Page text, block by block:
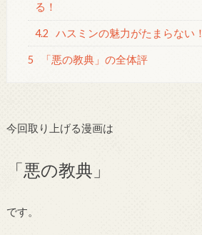
る！
4.2 ハスミンの魅力がたまらない！
5 「悪の教典」の全体評
今回取り上げる漫画は
「悪の教典」
です。